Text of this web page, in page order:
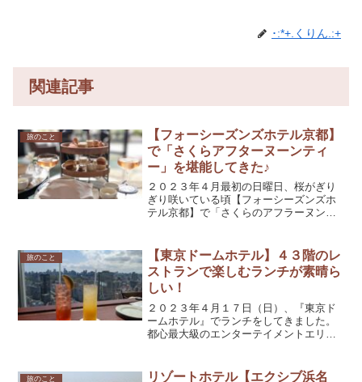
･:*+.くりん.:+
関連記事
旅のこと
【フォーシーズンズホテル京都】
で「さくらアフターヌーンティ
ー」を堪能してきた♪
２０２３年４月最初の日曜日、桜がぎり
ぎり咲いている頃【フォーシーズンズホ
テル京都】で「さくらのアフラーヌンテ
いきます。前回の「イチゴづくしのアフ
ターヌーンティー」の記事...
旅のこと
【東京ドームホテル】４３階のレ
ストランで楽しむランチが素晴ら
しい！
２０２３年４月１７日（日）、『東京ド
ームホテル』でランチをしてきました。
都心最大級のエンターテイメントエリア
中で個性豊かな食事を楽しめます。【東
旅のこと
リゾートホテル【エクシブ浜名